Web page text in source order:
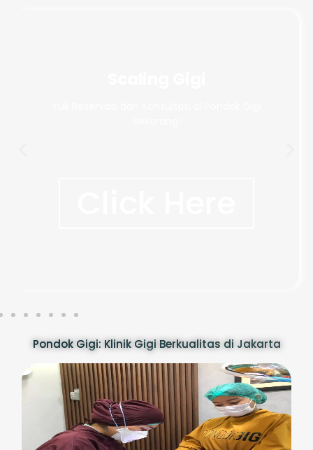
Pondok Gigi: Klinik Gigi Berkualitas di Jakarta